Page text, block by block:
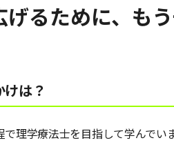
るために、も
は？
理学療法士を目指して学んで